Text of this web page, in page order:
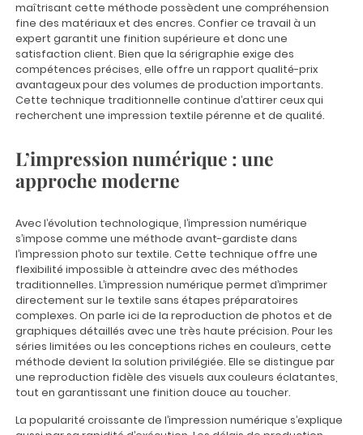
maîtrisant cette méthode possèdent une compréhension
fine des matériaux et des encres. Confier ce travail à un
expert garantit une finition supérieure et donc une
satisfaction client. Bien que la sérigraphie exige des
compétences précises, elle offre un rapport qualité-prix
avantageux pour des volumes de production importants.
Cette technique traditionnelle continue d’attirer ceux qui
recherchent une impression textile pérenne et de qualité.
L’impression numérique : une
approche moderne
Avec l’évolution technologique, l’impression numérique
s’impose comme une méthode avant-gardiste dans
l’impression photo sur textile. Cette technique offre une
flexibilité impossible à atteindre avec des méthodes
traditionnelles. L’impression numérique permet d’imprimer
directement sur le textile sans étapes préparatoires
complexes. On parle ici de la reproduction de photos et de
graphiques détaillés avec une très haute précision. Pour les
séries limitées ou les conceptions riches en couleurs, cette
méthode devient la solution privilégiée. Elle se distingue par
une reproduction fidèle des visuels aux couleurs éclatantes,
tout en garantissant une finition douce au toucher.
La popularité croissante de l’impression numérique s’explique